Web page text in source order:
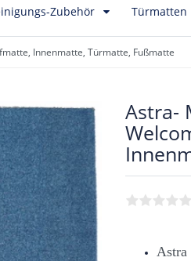
Zubehör Türmatten
Innenmatte, Türmatte, Fußmatte
Astra-
Astra